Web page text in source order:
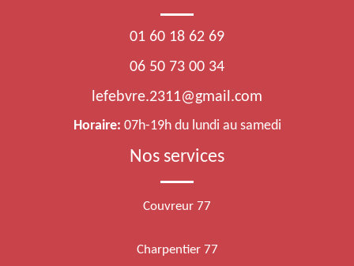
01 60 18 62 69
06 50 73 00 34
lefebvre.2311@gmail.com
Horaire: 07h-19h du lundi au samedi
Nos services
Couvreur 77
Charpentier 77